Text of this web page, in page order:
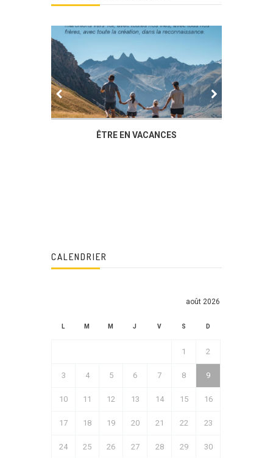
ÊTRE EN VACANCES
CALENDRIER
août 2026
L M M J V S D
1 2
3 4 5 6 7 8 9
10 11 12 13 14 15 16
17 18 19 20 21 22 23
24 25 26 27 28 29 30